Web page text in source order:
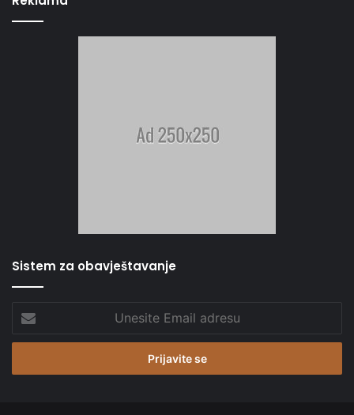
Sistem za obavještavanje
Email
adresu